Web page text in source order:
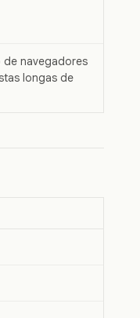
de navegadores
longas de